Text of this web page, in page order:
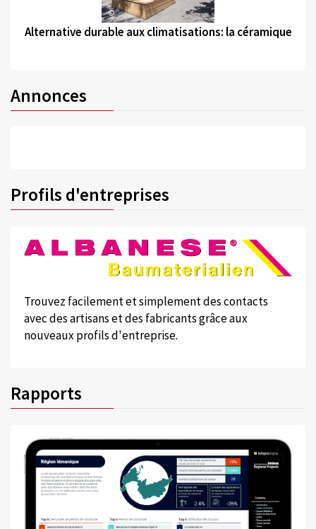
©
Alternative durable aux climatisations: la céramique
Annonces
Profils d'entreprises
Trouvez facilement et simplement des contacts
avec des artisans et des fabricants grâce aux
nouveaux profils d'entreprise.
Rapports